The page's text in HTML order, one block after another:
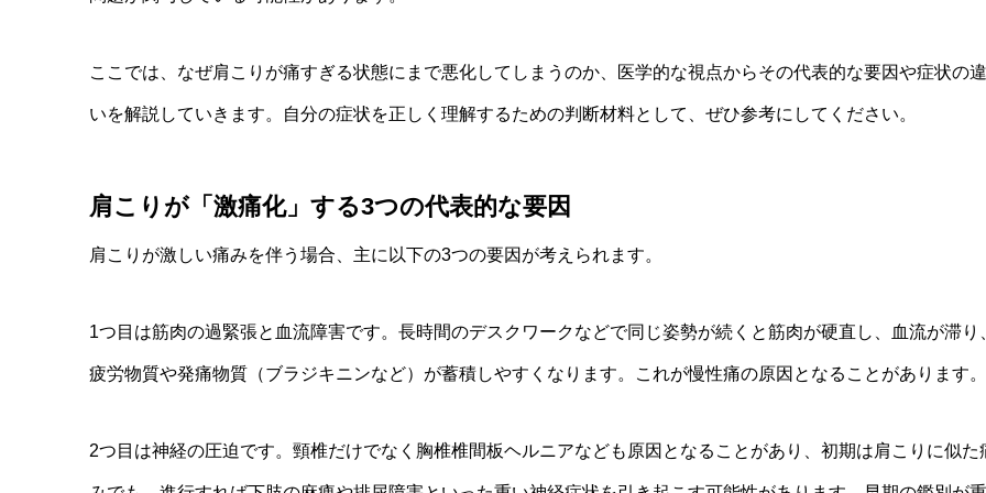
ここでは、なぜ肩こりが痛すぎる状態にまで悪化してしまうのか、医学的な視点からその代表的な要因や症状の違
いを解説していきます。自分の症状を正しく理解するための判断材料として、ぜひ参考にしてください。
肩こりが「激痛化」する3つの代表的な要因
肩こりが激しい痛みを伴う場合、主に以下の3つの要因が考えられます。
1つ目は筋肉の過緊張と血流障害です。長時間のデスクワークなどで同じ姿勢が続くと筋肉が硬直し、血流が滞り
疲労物質や発痛物質（ブラジキニンなど）が蓄積しやすくなります。これが慢性痛の原因となることがあります。
2つ目は神経の圧迫です。頸椎だけでなく胸椎椎間板ヘルニアなども原因となることがあり、初期は肩こりに似た